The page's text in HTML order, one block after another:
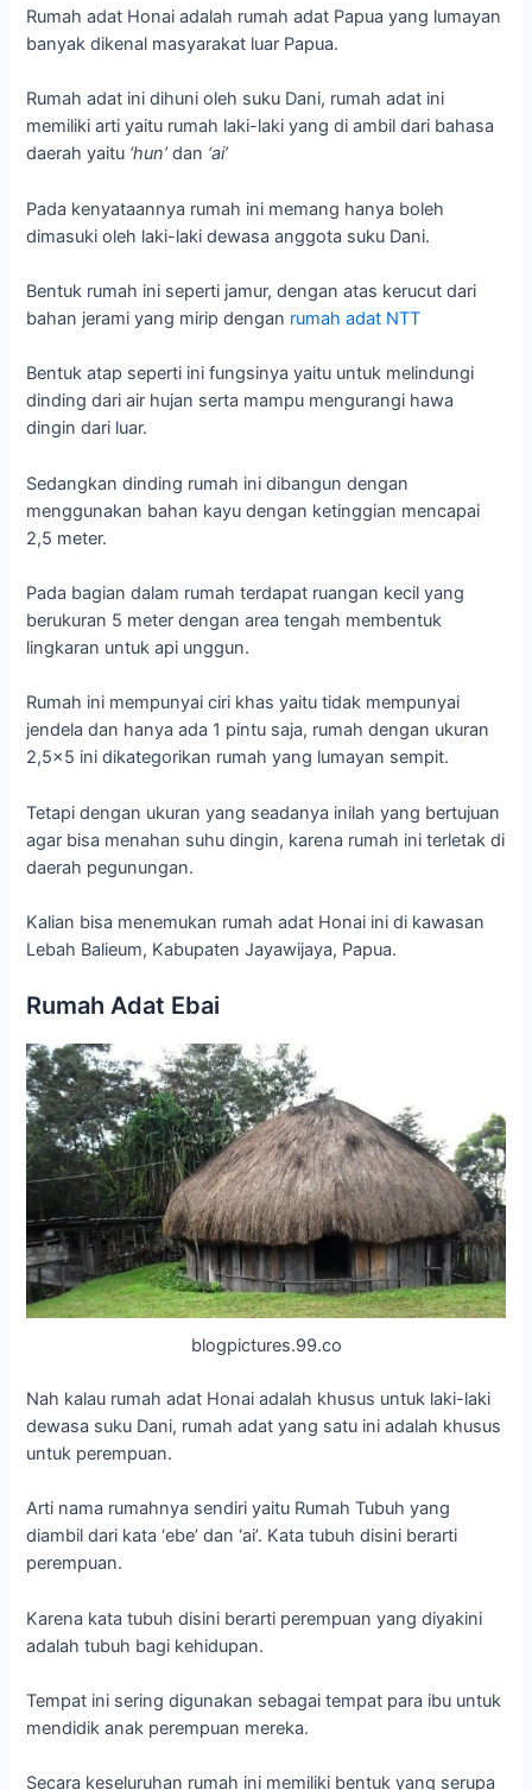
Rumah adat Honai adalah rumah adat Papua yang lumayan
banyak dikenal masyarakat luar Papua.
Rumah adat ini dihuni oleh suku Dani, rumah adat ini
memiliki arti yaitu rumah laki-laki yang di ambil dari bahasa
daerah yaitu ‘hun’dan ‘ai’
Pada kenyataannya rumah ini memang hanya boleh
dimasuki oleh laki-laki dewasa anggota suku Dani.
Bentuk rumah ini seperti jamur, dengan atas kerucut dari
bahan jerami yang mirip dengan rumah adat NTT
Bentuk atap seperti ini fungsinya yaitu untuk melindungi
dinding dari air hujan serta mampu mengurangi hawa
dingin dari luar.
Sedangkan dinding rumah ini dibangun dengan
menggunakan bahan kayu dengan ketinggian mencapai
2,5 meter.
Pada bagian dalam rumah terdapat ruangan kecil yang
berukuran 5 meter dengan area tengah membentuk
lingkaran untuk api unggun.
Rumah ini mempunyai ciri khas yaitu tidak mempunyai
jendela dan hanya ada 1 pintu saja, rumah dengan ukuran
2,5×5 ini dikategorikan rumah yang lumayan sempit.
Tetapi dengan ukuran yang seadanya inilah yang bertujuan
agar bisa menahan suhu dingin, karena rumah ini terletak di
daerah pegunungan.
Kalian bisa menemukan rumah adat Honai ini di kawasan
Lebah Balieum, Kabupaten Jayawijaya, Papua.
Rumah Adat Ebai
blogpictures.99.co
Nah kalau rumah adat Honai adalah khusus untuk laki-laki
dewasa suku Dani, rumah adat yang satu ini adalah khusus
untuk perempuan.
Arti nama rumahnya sendiri yaitu Rumah Tubuh yang
diambil dari kata ‘ebe’ dan ‘ai’. Kata tubuh disini berarti
perempuan.
Karena kata tubuh disini berarti perempuan yang diyakini
adalah tubuh bagi kehidupan.
Tempat ini sering digunakan sebagai tempat para ibu untuk
mendidik anak perempuan mereka.
Secara keseluruhan rumah ini memiliki bentuk yang serupa